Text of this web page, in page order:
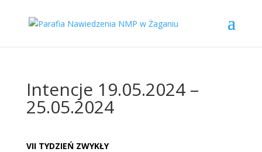
Intencje 19.05.2024 –
25.05.2024
VII TYDZIEŃ ZWYKŁY